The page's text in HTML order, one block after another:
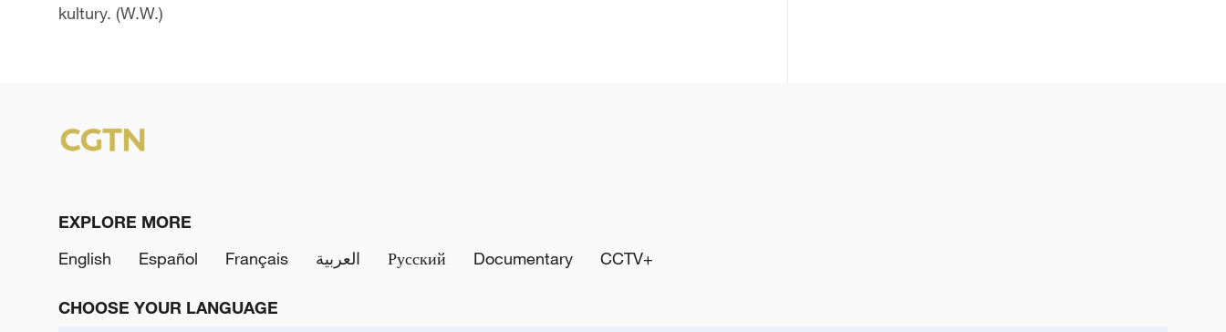
kultury. (W.W.)
EXPLORE MORE
English
Español Français العربية Русский Documentary CCTV+
CHOOSE YOUR LANGUAGE